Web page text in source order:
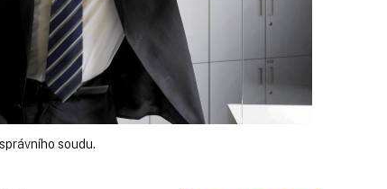
soudu.